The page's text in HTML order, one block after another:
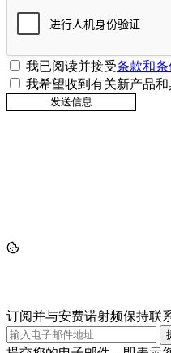
我已阅读并接受条款和条
我希望收到有关新产品
订阅并与安费诺射频保持联